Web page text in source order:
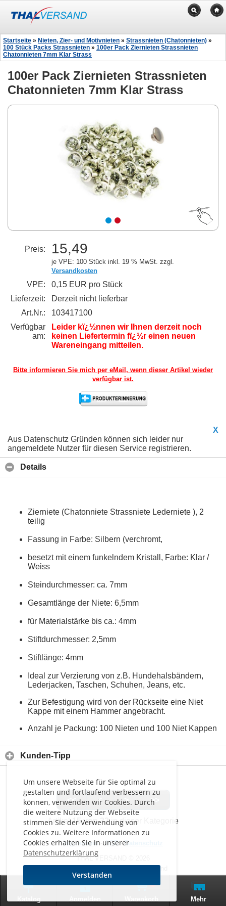
Um unsere Webseite für Sie optimal zu
gestalten und fortlaufend verbessern zu
können, verwenden wir Cookies. Durch
die weitere Nutzung der Webseite
stimmen Sie der Verwendung von
Cookies zu. Weitere Informationen zu
Cookies erhalten Sie in unserer
Datenschutzerklärung
Verstanden
Startseite » Nieten, Zier- und Motivnieten » Strassnieten (Chatonnieten) »
100 Stück Packs Strassnieten » 100er Pack Ziernieten Strassnieten
Chatonnieten 7mm Klar Strass
100er Pack Ziernieten Strassnieten
Chatonnieten 7mm Klar Strass
Preis: 15,49
je VPE: 100 Stück inkl. 19 % MwSt. zzgl.
Versandkosten
VPE:
0,15 EUR pro Stück
Lieferzeit:
Derzeit nicht lieferbar
Art.Nr.:
103417100
Verfügbar
am:
Leider kï¿½nnen wir Ihnen derzeit noch
keinen Liefertermin fï¿½r einen neuen
Wareneingang mitteilen.
Bitte informieren Sie mich per eMail, wenn dieser Artikel wieder
verfügbar ist.
X
Aus Datenschutz Gründen können sich leider nur
angemeldete Nutzer für diesen Service registrieren.
Details
Zierniete (Chatonniete Strassniete Lederniete ), 2
teilig
Fassung in Farbe: Silbern (verchromt,
besetzt mit einem funkelndem Kristall, Farbe: Klar /
Weiss
Steindurchmesser: ca. 7mm
Gesamtlänge der Niete: 6,5mm
für Materialstärke bis ca.: 4mm
Stiftdurchmesser: 2,5mm
Stiftlänge: 4mm
Ideal zur Verzierung von z.B. Hundehalsbändern,
Lederjacken, Taschen, Schuhen, Jeans, etc.
Zur Befestigung wird von der Rückseite eine Niet
Kappe mit einem Hammer angebracht.
Anzahl je Packung: 100 Nieten und 100 Niet Kappen
Kunden-Tipp
<< < > >>
Artikel15 von 32in dieser Kategorie
Impressum-AGB-Datenschutz
THAL VERSAND © 2026
Alle Preise inkl. MwSt. zzgl. Versand
Zur klassischen Website
Mehr